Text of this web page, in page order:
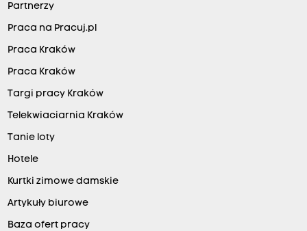
Partnerzy
Praca na Pracuj.pl
Praca Kraków
Praca Kraków
Targi pracy Kraków
Telekwiaciarnia Kraków
Tanie loty
Hotele
Kurtki zimowe damskie
Artykuły biurowe
Baza ofert pracy